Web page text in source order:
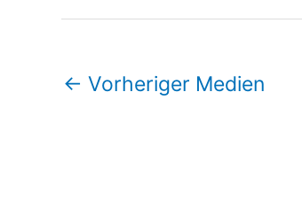
← Vorheriger Medien